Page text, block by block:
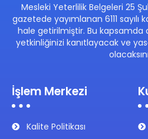
Mesleki Yeterlilik Belgeleri 25
gazetede yayımlanan 6111
hale getirilmiştir. Bu kapsamda
yetkinliğinizi kanıtlayacak ve
İşlem Merkezi
Kalite Politikası